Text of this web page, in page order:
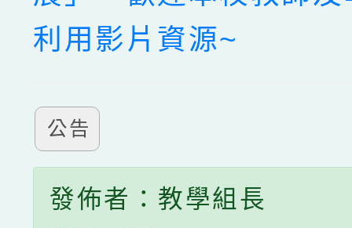
利用影片資源~
公告
發佈者：教學組長